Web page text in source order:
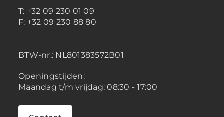
T: +32 09 230 01 09
F: +32 09 230 88 80
BTW-nr.: NL801383572B01
Openingstijden:
Maandag t/m vrijdag: 08:30 - 17:00